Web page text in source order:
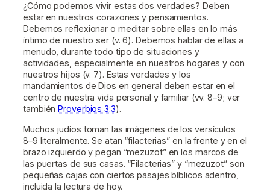
¿Cómo podemos vivir estas dos verdades? Deben
estar en nuestros corazones y pensamientos.
Debemos reflexionar o meditar sobre ellas en lo más
íntimo de nuestro ser (v. 6). Debemos hablar de ellas a
menudo, durante todo tipo de situaciones y
actividades, especialmente en nuestros hogares y con
nuestros hijos (v. 7). Estas verdades y los
mandamientos de Dios en general deben estar en el
centro de nuestra vida personal y familiar (vv. 8–9; ver
tambiénProverbios 3:3).
Muchos judíos toman las imágenes de los versículos
8–9 literalmente. Se atan “filacterias” en la frente y en el
brazo izquierdo y pegan “mezuzot” en los marcos de
las puertas de sus casas. “Filacterias” y “mezuzot” son
pequeñas cajas con ciertos pasajes bíblicos adentro,
incluida la lectura de hoy.